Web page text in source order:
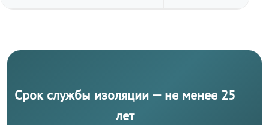
Срок службы изоляции — не менее 25
лет